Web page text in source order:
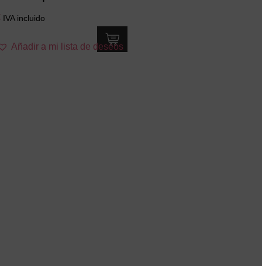
IVA incluido
Añadir a mi lista de deseos